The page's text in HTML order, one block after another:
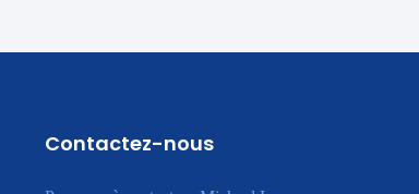
Contactez-nous